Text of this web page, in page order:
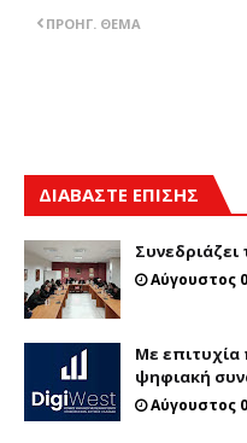
ΠΡΟΗΓ. ΘΈΜΑ
ΔΙΑΒΑΣΤΕ ΕΠΙΣΗΣ
Αύγουστος
Με
ψηφιακή
Αύγουστος